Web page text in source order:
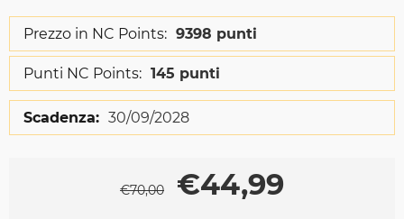
Prezzo in NC Points: 9398 punti
Punti NC Points: 145 punti
Scadenza: 30/09/2028
€70,00 €44,99